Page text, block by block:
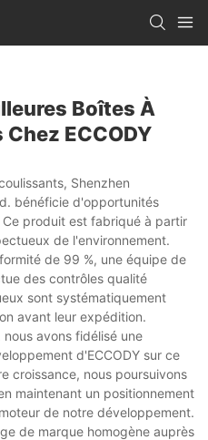
Boîtes À
ECCODY
Shenzhen
bénéficie d'opportunités
produit est fabriqué à partir
de l'environnement.
de 99 %, une équipe de
des contrôles qualité
sont systématiquement
avant leur expédition.
avons fidélisé une
d'ECCODY sur ce
croissance, nous poursuivons
maintenant un positionnement
de notre développement.
de marque homogène auprès